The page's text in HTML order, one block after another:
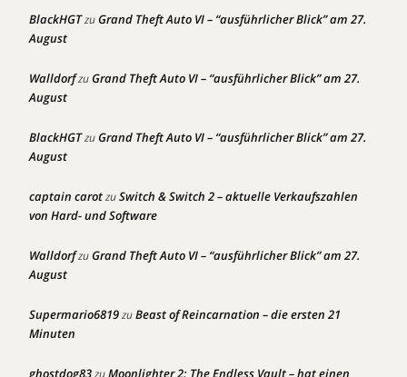
BlackHGTzuGrand Theft Auto VI – “ausführlicher Blick” am 27.
August
WalldorfzuGrand Theft Auto VI – “ausführlicher Blick” am 27.
August
BlackHGTzuGrand Theft Auto VI – “ausführlicher Blick” am 27.
August
captain carotzuSwitch & Switch 2 – aktuelle Verkaufszahlen
von Hard- und Software
WalldorfzuGrand Theft Auto VI – “ausführlicher Blick” am 27.
August
Supermario6819zuBeast of Reincarnation – die ersten 21
Minuten